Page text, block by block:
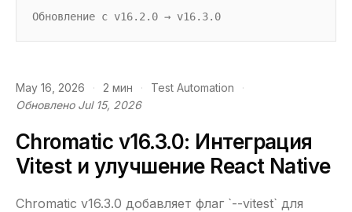
Обновление с v16.2.0 → v16.3.0
May 16, 2026 · 2 мин · Test Automation
·
Обновлено Jul 15, 2026
Chromatic v16.3.0: Интеграция
Vitest и улучшение React Native
Chromatic v16.3.0 добавляет флаг `--vitest` для